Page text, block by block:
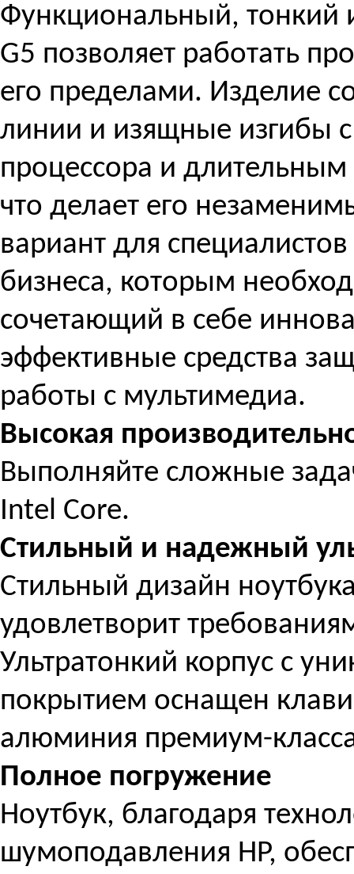
Функциональный, тонкий
G5 позволяет работать
его пределами. Изделие
линии и изящные изгибы
процессора и
что делает его
вариант для
бизнеса, которым
сочетающий в себе
эффективные средства
работы с мультимедиа.
Высокая
Выполняйте сложные
Intel Core.
Стильный и надежный
Стильный дизайн
удовлетворит
Ультратонкий корпус с
покрытием оснащен
алюминия премиум-
Полное погружение
Ноутбук, благодаря
шумоподавления HP,